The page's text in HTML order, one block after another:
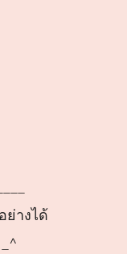
ย่างได้